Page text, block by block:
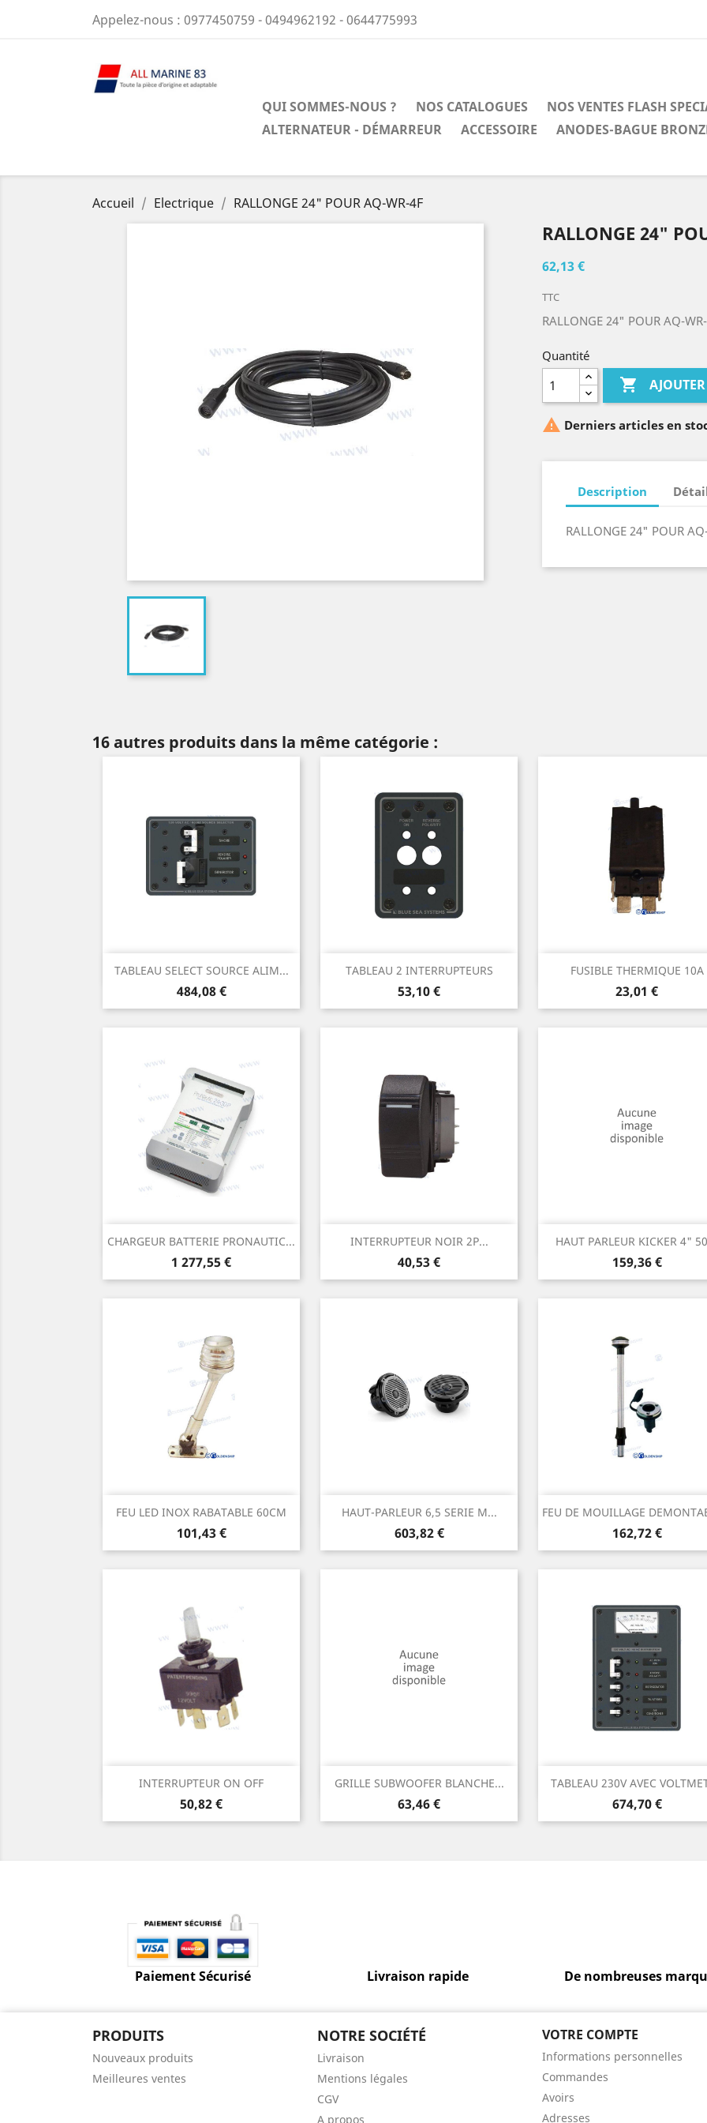
Appelez-nous : 0977450759 - 0494962192 - 0644775993
QUI SOMMES-NOUS ? NOS CATALOGUES NOS VENTES FLASH
ALTERNATEUR - DÉMARREUR
ACCESSOIRE ANODES-BAGUE
Accueil Electrique RALLONGE 24" POUR AQ-WR-4F
RALLONGE 24"
62,13 €
TTC
RALLONGE 24" POUR AQ-
Quantité

 Derniers articles en
Description
RALLONGE 24" POUR
16 autres produits dans la même catégorie :
TABLEAU SELECT SOURCE ALIM...
Prix
484,08 €
Aperçu rapide TABLEAU 2 INTERRUPTEURS
Prix
53,10 €
Aperçu rapide FUSIBLE THERMIQUE 10A
Prix
23,01 €
Aperçu rapide
CHARGEUR BATTERIE PRONAUTIC...
Prix
1 277,55 €
 Aperçu rapide INTERRUPTEUR NOIR 2P...
Prix
40,53 €
Aperçu rapide HAUT PARLEUR KICKER 4"
Prix
159,36 €
Aperçu rapide
FEU LED INOX RABATABLE 60CM
Prix
101,43 €
Aperçu rapide HAUT-PARLEUR 6,5 SERIE M...
Prix
603,82 €
Aperçu rapide FEU DE MOUILLAGE
Prix
162,72 €
Aperçu rapide
INTERRUPTEUR ON OFF
Prix
50,82 €
Aperçu rapide GRILLE SUBWOOFER BLANCHE...
Prix
63,46 €
Aperçu rapide TABLEAU 230V AVEC
Prix
674,70 €
Aperçu rapide
Paiement Sécurisé Livraison rapide De nombreuses
PRODUITS
Nouveaux produits
Meilleures ventes
NOTRE SOCIÉTÉ
Livraison
Mentions légales
CGV
A propos
VOTRE COMPTE
Informations personnelles
Commandes
Avoirs
Adresses